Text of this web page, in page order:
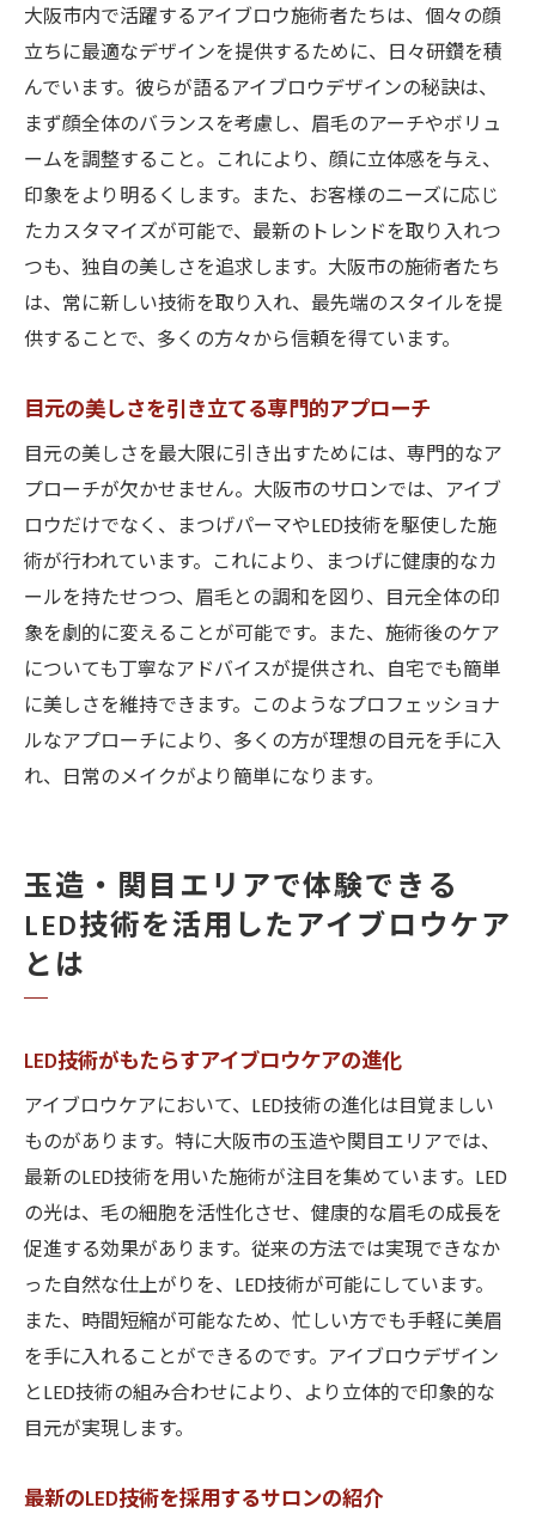
大阪市内で活躍するアイブロウ施術者たちは、個々の顔
立ちに最適なデザインを提供するために、日々研鑽を積
んでいます。彼らが語るアイブロウデザインの秘訣は、
まず顔全体のバランスを考慮し、眉毛のアーチやボリュ
ームを調整すること。これにより、顔に立体感を与え、
印象をより明るくします。また、お客様のニーズに応じ
たカスタマイズが可能で、最新のトレンドを取り入れつ
つも、独自の美しさを追求します。大阪市の施術者たち
は、常に新しい技術を取り入れ、最先端のスタイルを提
供することで、多くの方々から信頼を得ています。
目元の美しさを引き立てる専門的アプローチ
目元の美しさを最大限に引き出すためには、専門的なア
プローチが欠かせません。大阪市のサロンでは、アイブ
ロウだけでなく、まつげパーマやLED技術を駆使した施
術が行われています。これにより、まつげに健康的なカ
ールを持たせつつ、眉毛との調和を図り、目元全体の印
象を劇的に変えることが可能です。また、施術後のケア
についても丁寧なアドバイスが提供され、自宅でも簡単
に美しさを維持できます。このようなプロフェッショナ
ルなアプローチにより、多くの方が理想の目元を手に入
れ、日常のメイクがより簡単になります。
玉造・関目エリアで体験できる
LED技術を活用したアイブロウケア
とは
LED技術がもたらすアイブロウケアの進化
アイブロウケアにおいて、LED技術の進化は目覚ましい
ものがあります。特に大阪市の玉造や関目エリアでは、
最新のLED技術を用いた施術が注目を集めています。LED
の光は、毛の細胞を活性化させ、健康的な眉毛の成長を
促進する効果があります。従来の方法では実現できなか
った自然な仕上がりを、LED技術が可能にしています。
また、時間短縮が可能なため、忙しい方でも手軽に美眉
を手に入れることができるのです。アイブロウデザイン
とLED技術の組み合わせにより、より立体的で印象的な
目元が実現します。
最新のLED技術を採用するサロンの紹介